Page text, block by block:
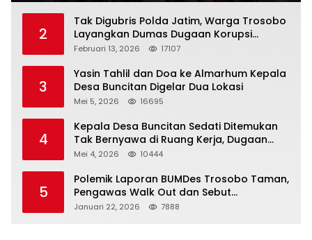
2
Tak Digubris Polda Jatim, Warga Trosobo
Layangkan Dumas Dugaan Korupsi
Oknum DPRD Sidoarjo ke Kapolri
Februari 13, 2026 17107
3
Yasin Tahlil dan Doa ke Almarhum Kepala
Desa Buncitan Digelar Dua Lokasi
Mei 5, 2026 16695
4
Kepala Desa Buncitan Sedati Ditemukan
Tak Bernyawa di Ruang Kerja, Dugaan
Bunuh Diri Menguat
Mei 4, 2026 10444
5
Polemik Laporan BUMDes Trosobo Taman,
Pengawas Walk Out dan Sebut
Kejanggalan
Januari 22, 2026 7888